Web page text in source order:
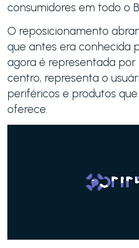
consumidores em todo o
O reposicionamento
que antes era conhecida
agora é representada por
centro, representa o
periféricos e produtos
oferece.